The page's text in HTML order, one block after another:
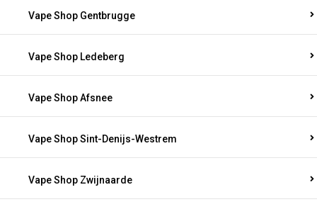
Vape Shop Gentbrugge
Vape Shop Ledeberg
Vape Shop Afsnee
Vape Shop Sint-Denijs-Westrem
Vape Shop Zwijnaarde